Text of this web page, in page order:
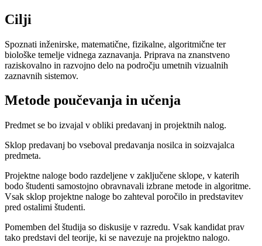
Cilji
Spoznati inženirske, matematične, fizikalne, algoritmične ter
biološke temelje vidnega zaznavanja. Priprava na znanstveno
raziskovalno in razvojno delo na področju umetnih vizualnih
zaznavnih sistemov.
Metode poučevanja in učenja
Predmet se bo izvajal v obliki predavanj in projektnih nalog.
Sklop predavanj bo vseboval predavanja nosilca in soizvajalca
predmeta.
Projektne naloge bodo razdeljene v zaključene sklope, v katerih
bodo študenti samostojno obravnavali izbrane metode in algoritme.
Vsak sklop projektne naloge bo zahteval poročilo in predstavitev
pred ostalimi študenti.
Pomemben del študija so diskusije v razredu. Vsak kandidat prav
tako predstavi del teorije, ki se navezuje na projektno nalogo.